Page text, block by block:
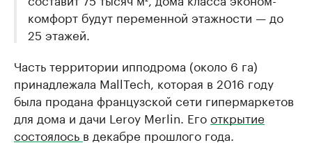
комфорт будут переменной этажности — до
25 этажей.
Часть территории ипподрома (около 6 га)
принадлежала MallTech, которая в 2016 году
была продана французской сети гипермаркетов
для дома и дачи Leroy Merlin. Егооткрытие
состоялось в декабре прошлого года. ​